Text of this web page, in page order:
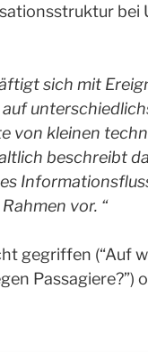
bei
sich mit
von kleinen
beschreibt
vor. “
gegriffen (“Auf
Passagiere?”)